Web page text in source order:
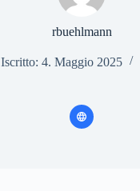
rbuehlmann
Iscritto: 4. Maggio 2025